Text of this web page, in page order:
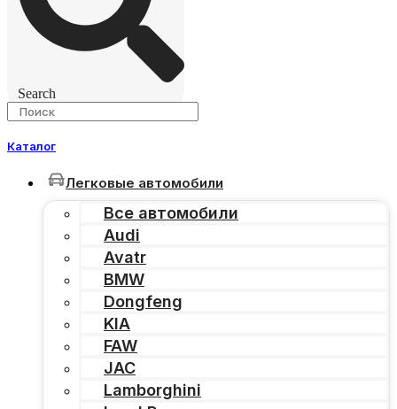
Search
Каталог
Легковые автомобили
Все автомобили
Audi
Avatr
BMW
Dongfeng
KIA
FAW
JAC
Lamborghini